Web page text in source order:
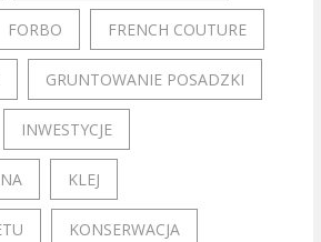
FORBO FRENCH COUTURE
GRUNTOWANIE POSADZKI
INWESTYCJE
KLEJ
KONSERWACJA